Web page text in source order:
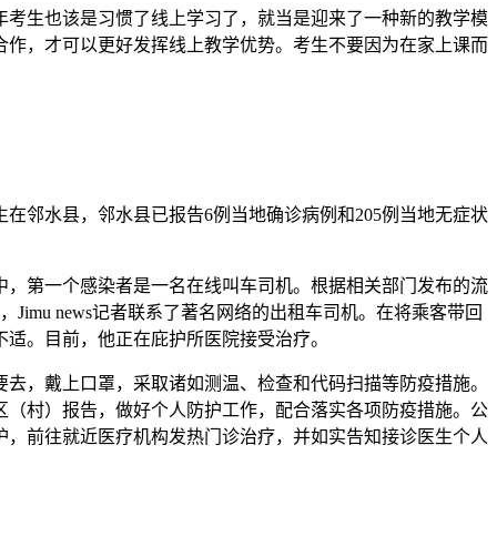
生也该是习惯了线上学习了，就当是迎来了一种新的教学模
，才可以更好发挥线上教学优势。考生不要因为在家上课而
邻水县，邻水县已报告6例当地确诊病例和205例当地无症状
第一个感染者是一名在线叫车司机。根据相关部门发布的流
news记者联系了著名网络的出租车司机。在将乘客带回
。目前，他正在庇护所医院接受治疗。
，戴上口罩，采取诸如测温、检查和代码扫描等防疫措施。
村）报告，做好个人防护工作，配合落实各项防疫措施。公
前往就近医疗机构发热门诊治疗，并如实告知接诊医生个人